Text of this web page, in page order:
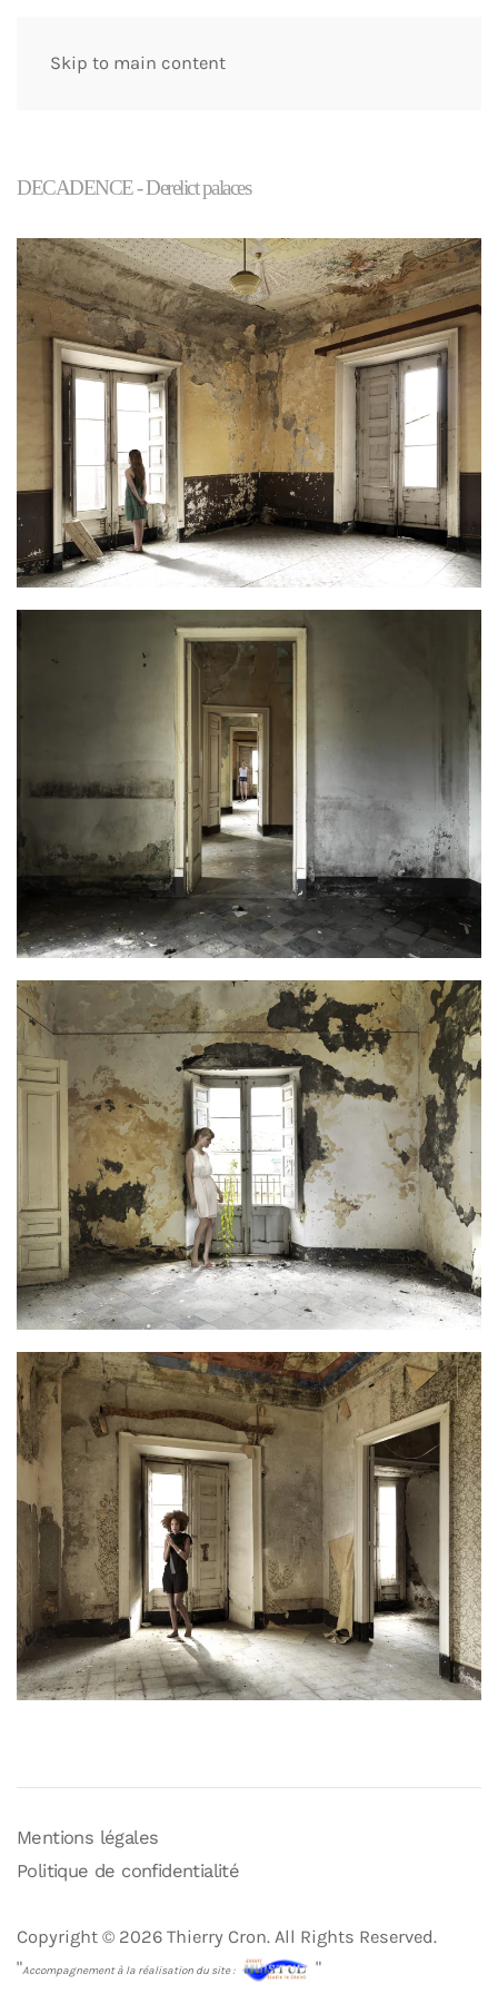
Skip to main content
DECADENCE -Derelict palaces
Mentions légales
Politique de confidentialité
Copyright © 2026 Thierry Cron. All Rights Reserved.
"Accompagnement à la réalisation du site : "